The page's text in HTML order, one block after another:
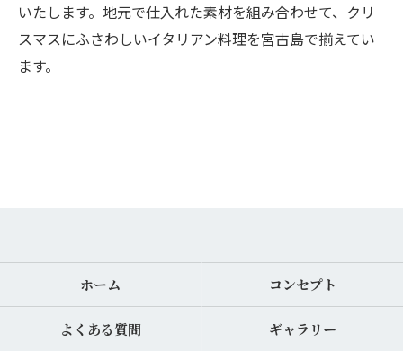
いたします。地元で仕入れた素材を組み合わせて、クリ
スマスにふさわしいイタリアン料理を宮古島で揃えてい
ます。
ホーム コンセプト
よくある質問 ギャラリー